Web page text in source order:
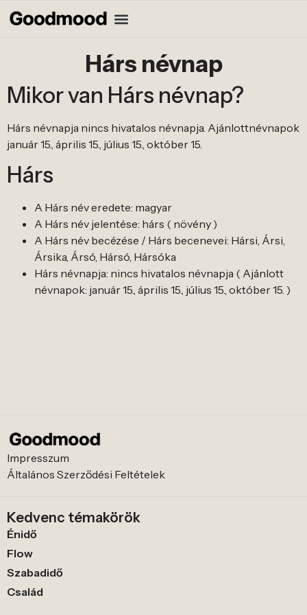
Hárs névnap
Mikor van Hárs névnap?
Hárs névnapja nincs hivatalos névnapja. Ajánlottnévnapok
január 15., április 15., július 15., október 15.
Hárs
A Hárs név eredete: magyar
A Hárs név jelentése: hárs ( növény )
A Hárs név becézése / Hárs becenevei: Hársi, Ársi,
Ársika, Ársó, Hársó, Hársóka
Hárs névnapja: nincs hivatalos névnapja ( Ajánlott
névnapok: január 15., április 15., július 15., október 15. )
Impresszum
Általános Szerződési Feltételek
Kedvenc témakörök
Énidő
Flow
Szabadidő
Család